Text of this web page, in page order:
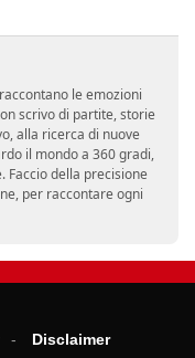
le emozioni
scrivo di partite, storie
alla ricerca di nuove
il mondo a 360 gradi,
Faccio della precisione
per raccontare ogni
Disclaimer